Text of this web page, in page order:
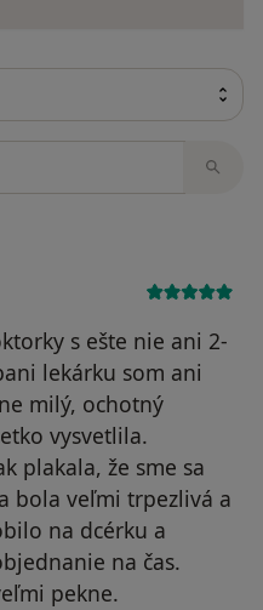
s ešte nie ani 2-
lekárku som ani
milý, ochotný
vysvetlila.
plakala, že sme sa
bola veľmi trpezlivá a
na dcérku a
na čas.
pekne.